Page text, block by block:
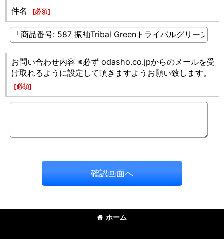
件名 [必須]
お問い合わせ内容 ※必ず odasho.co.jpからのメールを受
け取れるように設定して頂きますようお願い致します。
[必須]
確認画面へ
ホーム